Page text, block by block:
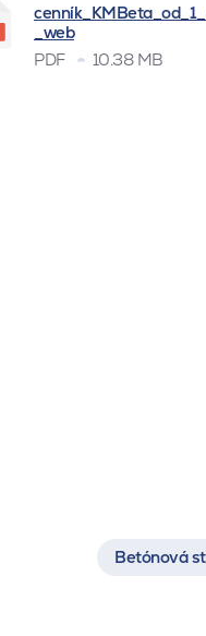
_web
PDF
10.38 MB
Betónová